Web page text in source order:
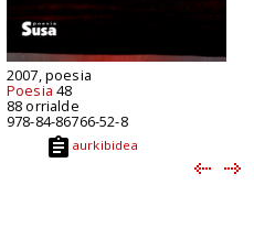
2007, poesia
Poesia 48
88 orrialde
978-84-86766-52-8
aurkibidea